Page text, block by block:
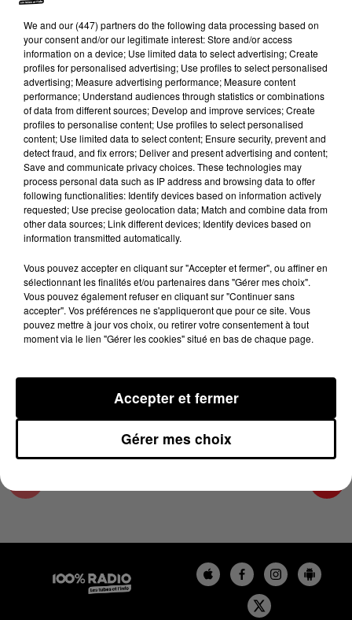
Lecture (3 min 59 sec)
100%
100% Radio les infos du Comminges
12 juin 2025 - 3 min 59 sec
LES INFOS DU COMMINGES DU 12/06/2025 À
17H00
Podcast infos du Comminges
We and our (447) partnersdo the following data processing based on
your consent and/or our legitimate interest: Store and/or access
information on a device; Use limited data to select advertising; Create
profiles for personalised advertising; Use profiles to select personalised
advertising; Measure advertising performance; Measure content
performance; Understand audiences through statistics or combinations
of data from different sources; Develop and improve services; Create
profiles to personalise content; Use profiles to select personalised
content; Use limited data to select content; Ensure security, prevent and
detect fraud, and fix errors; Deliver and present advertising and content;
Save and communicate privacy choices. These technologies may
process personal data such as IP address and browsing data to offer
following functionalities: Identify devices based on information actively
requested; Use precise geolocation data; Match and combine data from
other data sources; Link different devices; Identify devices based on
information transmitted automatically.
Vous pouvez accepter en cliquant sur "Accepter et fermer", ou affiner en
sélectionnant les finalités et/ou partenaires dans "Gérer mes choix".
Vous pouvez également refuser en cliquant sur "Continuer sans
accepter". Vos préférences ne s'appliqueront que pour ce site. Vous
pouvez mettre à jour vos choix, ou retirer votre consentement à tout
moment via le lien "Gérer les cookies" situé en bas de chaque page.
Gérer mes choix
Accepter et fermer